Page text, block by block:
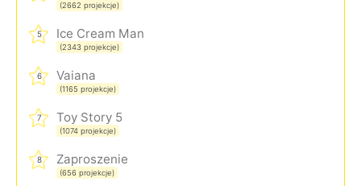
(2662 projekcje)
5 Ice Cream Man
(2343 projekcje)
6 Vaiana
(1165 projekcje)
7 Toy Story 5
(1074 projekcje)
8 Zaproszenie
(656 projekcje)